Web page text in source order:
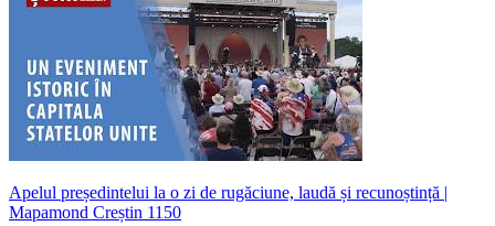
Apelul președintelui la o zi de rugăciune, laudă și recunoștință |
Mapamond Creștin 1150